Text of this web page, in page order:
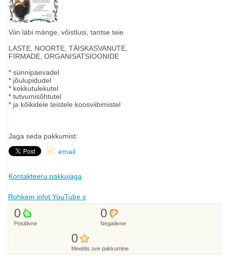
Viin läbi mänge, võistlusi, tantse teie
LASTE, NOORTE, TÄISKASVANUTE,
FIRMADE, ORGANISATSIOONIDE
* sünnipäevadel
* jõulupidudel
* kokkutulekutel
* tutvumisõhtutel
* ja kõikidele teistele koosviibimistel
Jaga seda pakkumist:
email
Kontakteeru pakkujaga
Rohkem infot YouTube s
0
Positiivne
0
Negatiivne
0
Meeldis see pakkumine